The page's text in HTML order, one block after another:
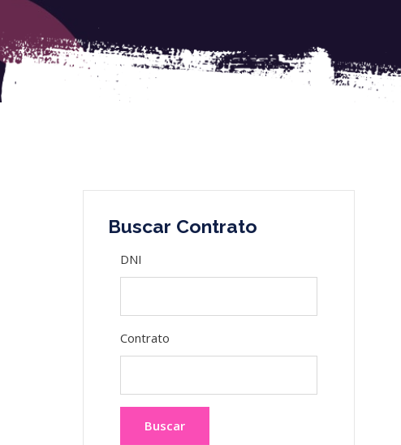
Buscar Contrato
DNI
Contrato
Buscar